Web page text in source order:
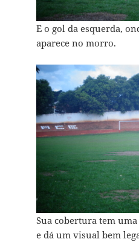
E o gol da esquerda,
aparece no morro.
Sua cobertura tem
e dá um visual bem